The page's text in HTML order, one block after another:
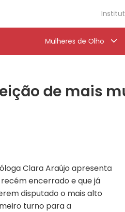
Mulheres de Olho
de mais
Clara Araújo apresenta
encerrado e que já
disputado o mais alto
turno para a